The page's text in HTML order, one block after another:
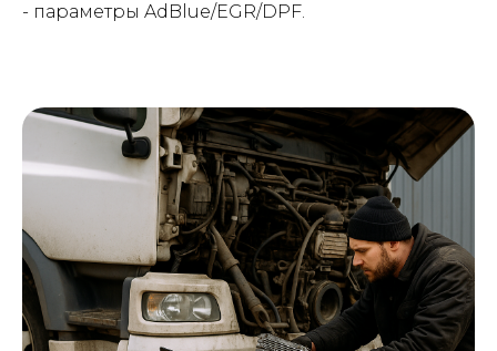
- параметры AdBlue/EGR/DPF.